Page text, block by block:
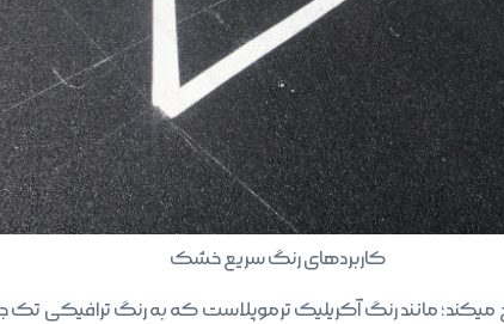
کاربردهای رنگ سریع خشک
میکند؛ مانند رنگ آکریلیک ترموپلاست که به رنگ ترافیکی